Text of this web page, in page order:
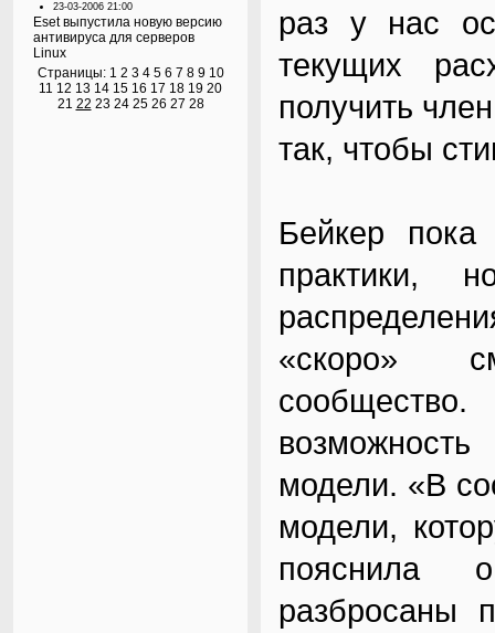
23-03-2006 21:00
Eset выпустила новую версию
антивируса для серверов
Linux
Страницы: 1 2 3 4 5 6 7 8 9 10
11 12 13 14 15 16 17 18 19 20
21 22 23 24 25 26 27 28
раз у нас
текущих
получить
так, чтобы
Бейкер пока
практики,
«скоро»
модели. «В
модели,
пояснила
разбросаны